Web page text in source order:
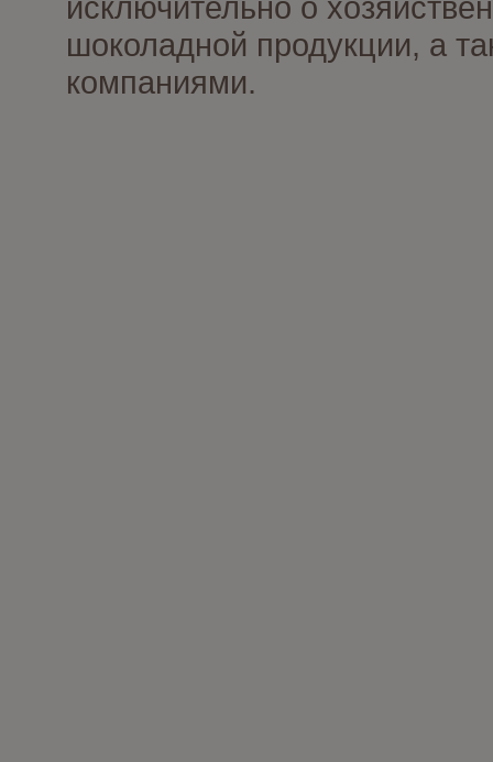
шоколадной продукции, а
компаниями.